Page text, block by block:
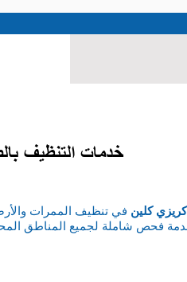
خدمات التنظيف
كلين في تنظيف الممرات
فحص شاملة لجميع المناطق